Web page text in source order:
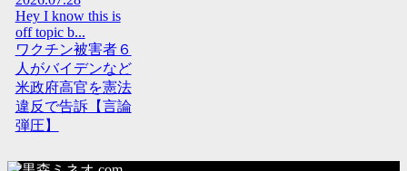
Hey I know this is
off topic b...
ワクチン被害者６
人がバイデンなど
米政府高官を憲法
違反で告訴【言論
弾圧】